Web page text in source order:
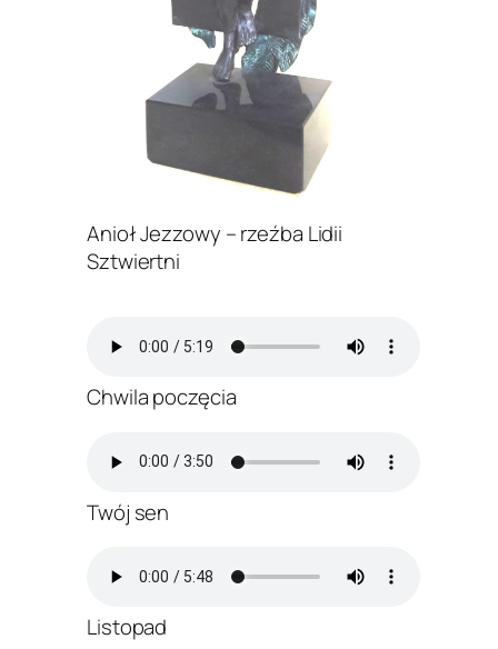
Anioł Jezzowy – rzeźba Lidii
Sztwiertni
Chwila poczęcia
Twój sen
Listopad